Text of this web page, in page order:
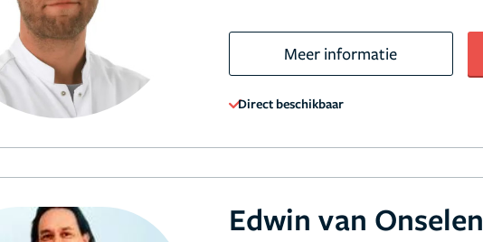
Meer informatie
Direct beschikbaar
Edwin van Onselen